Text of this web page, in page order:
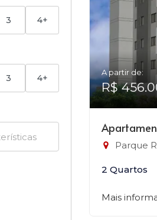
3 4+
3 4+
A partir de:
R$
Parque
2 Quartos
Mais